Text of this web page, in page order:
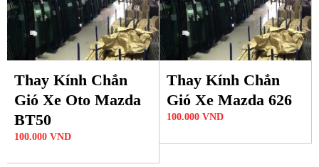
Thay Kính Chắn
Gió Xe Oto Mazda
BT50
100.000 VND
Thay Kính Chắn
Gió Xe Mazda 626
100.000 VND